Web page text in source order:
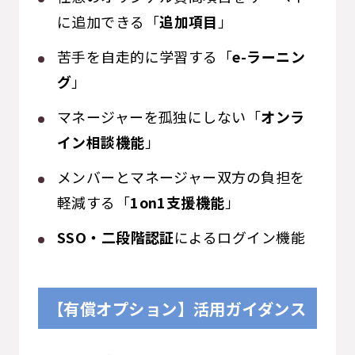
に追加できる「追加項目」
苦手を自走的に学習する「e-ラーニン
グ」
マネージャーを孤独にしない「オンラ
イン相談機能」
メンバーとマネージャー双方の負担を
軽減する「1on1支援機能 」
SSO・二段階認証によるログイン機能
【有償オプション】活用ガイダンス